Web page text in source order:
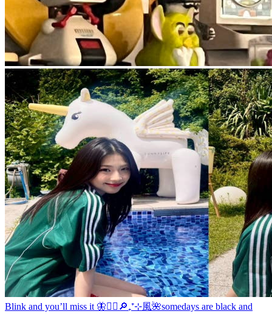
Blink and you’ll miss it 🦋❤️‍🔥 🔎₊⁺⊹風🌺somedays are black and